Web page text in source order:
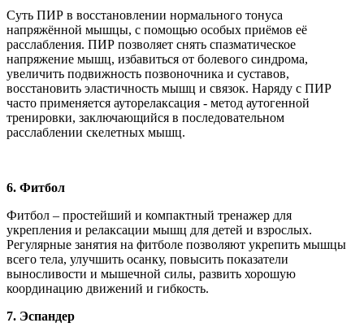
Суть ПИР в восстановлении нормального тонуса
напряжённой мышцы, с помощью особых приёмов её
расслабления. ПИР позволяет снять спазматическое
напряжение мышц, избавиться от болевого синдрома,
увеличить подвижность позвоночника и суставов,
восстановить эластичность мышц и связок. Наряду с ПИР
часто применяется ауторелаксация - метод аутогенной
тренировки, заключающийся в последовательном
расслаблении скелетных мышц.
6. Фитбол
Фитбол – простейший и компактный тренажер для
укрепления и релаксации мышц для детей и взрослых.
Регулярные занятия на фитболе позволяют укрепить мышцы
всего тела, улучшить осанку, повысить показатели
выносливости и мышечной силы, развить хорошую
координацию движений и гибкость.
7. Эспандер